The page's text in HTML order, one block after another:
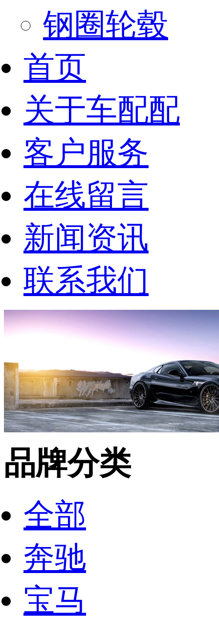
钢圈轮毂
首页
关于车配配
客户服务
在线留言
新闻资讯
联系我们
品牌分类
全部
奔驰
宝马